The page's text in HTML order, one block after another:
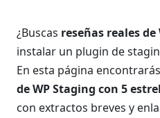
¿Buscas reseñas reales de
instalar un plugin de
En esta página encontrarás
de WP Staging con 5
con extractos breves y